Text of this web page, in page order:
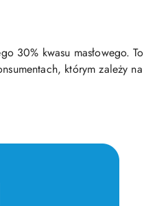
30% kwasu masłowego. To
którym zależy na